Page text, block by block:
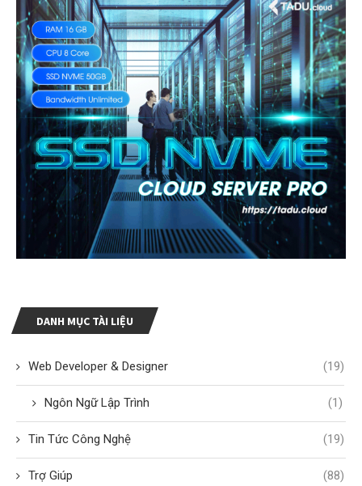
DANH MỤC TÀI LIỆU
Web Developer & Designer (19)
Ngôn Ngữ Lập Trình (1)
Tin Tức Công Nghệ (19)
Trợ Giúp (88)